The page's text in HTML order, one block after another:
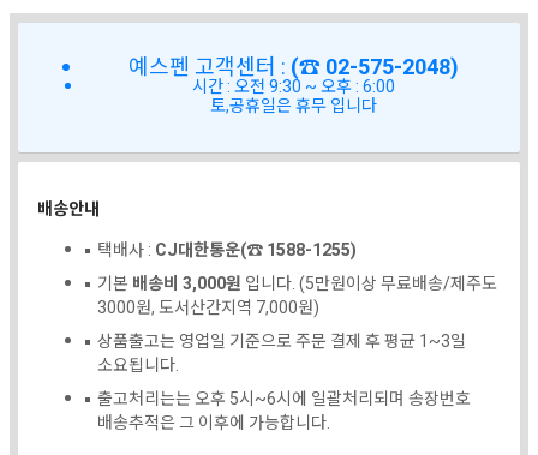
예스펜 고객센터 : (☎ 02-575-2048)
시간 : 오전 9:30 ~ 오후 : 6:00
토,공휴일은 휴무 입니다
배송안내
택배사 : CJ대한통운(☎ 1588-1255)
기본 배송비 3,000원 입니다. (5만원이상 무료배송/제주도
3000원, 도서산간지역 7,000원)
상품출고는 영업일 기준으로 주문 결제 후 평균 1~3일
소요됩니다.
출고처리는는 오후 5시~6시에 일괄처리되며 송장번호
배송추적은 그 이후에 가능합니다.